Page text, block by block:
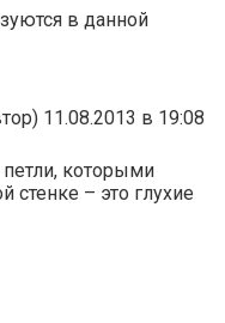
в данной
11.08.2013 в 19:08
которыми
стенке – это глухие